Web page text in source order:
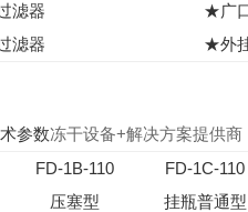
滤器 ★广
滤器 ★外
参数冻干设备+解决方案提供商
FD-1B-110 FD-1C-110
压塞型 挂瓶普通型